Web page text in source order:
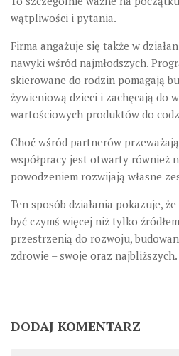
wątpliwości i pytania.
Firma angażuje się także w
nawyki wśród najmłodszych.
skierowane do rodzin pomagają
żywieniową dzieci i zachęcają do
wartościowych produktów do
Choć wśród partnerów
współpracy jest otwarty również
powodzeniem rozwijają własne
Ten sposób działania pokazuje,
być czymś więcej niż tylko
przestrzenią do rozwoju,
zdrowie – swoje oraz najbliższych.
DODAJ KOMENTARZ